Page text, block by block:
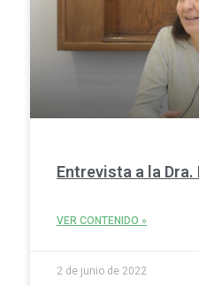
Entrevista a la
VER CONTENIDO »
2 de junio de 2022